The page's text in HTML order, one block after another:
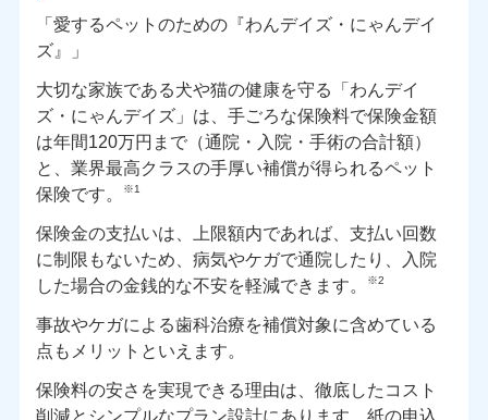
「愛するペットのための『わんデイズ・にゃんデイ
ズ』」
大切な家族である犬や猫の健康を守る「わんデイ
ズ・にゃんデイズ」は、手ごろな保険料で保険金額
は年間120万円まで（通院・入院・手術の合計額）
と、業界最高クラスの手厚い補償が得られるペット
保険です。
※1
保険金の支払いは、上限額内であれば、支払い回数
に制限もないため、病気やケガで通院したり、入院
した場合の金銭的な不安を軽減できます。
※2
事故やケガによる歯科治療を補償対象に含めている
点もメリットといえます。
保険料の安さを実現できる理由は、徹底したコスト